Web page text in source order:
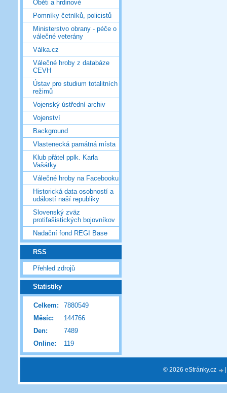
Oběti a hrdinové
Pomníky četníků, policistů
Ministerstvo obrany - péče o
válečné veterány
Válka.cz
Válečné hroby z databáze
CEVH
Ústav pro studium totalitních
režimů
Vojenský ústřední archiv
Vojenství
Background
Vlastenecká památná místa
Klub přátel pplk. Karla
Vašátky
Válečné hroby na Facebooku
Historická data osobností a
událostí naší republiky
Slovenský zväz
protifašistických bojovníkov
Nadační fond REGI Base
RSS
Přehled zdrojů
Statistiky
Online: 119
Celkem:
7880549
Měsíc:
144766
Den:
7489
© 2026 eStránky.cz